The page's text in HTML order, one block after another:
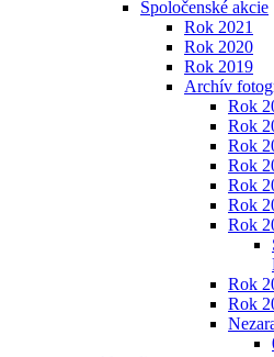
Spoločenské akcie
Rok 2021
Rok 2020
Rok 2019
Archív
Rok
Rok
Rok
Rok
Rok
Rok
Rok
Rok
Rok